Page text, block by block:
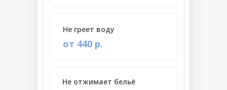
от 440 р.
Не греет воду
Не отжимает бельё